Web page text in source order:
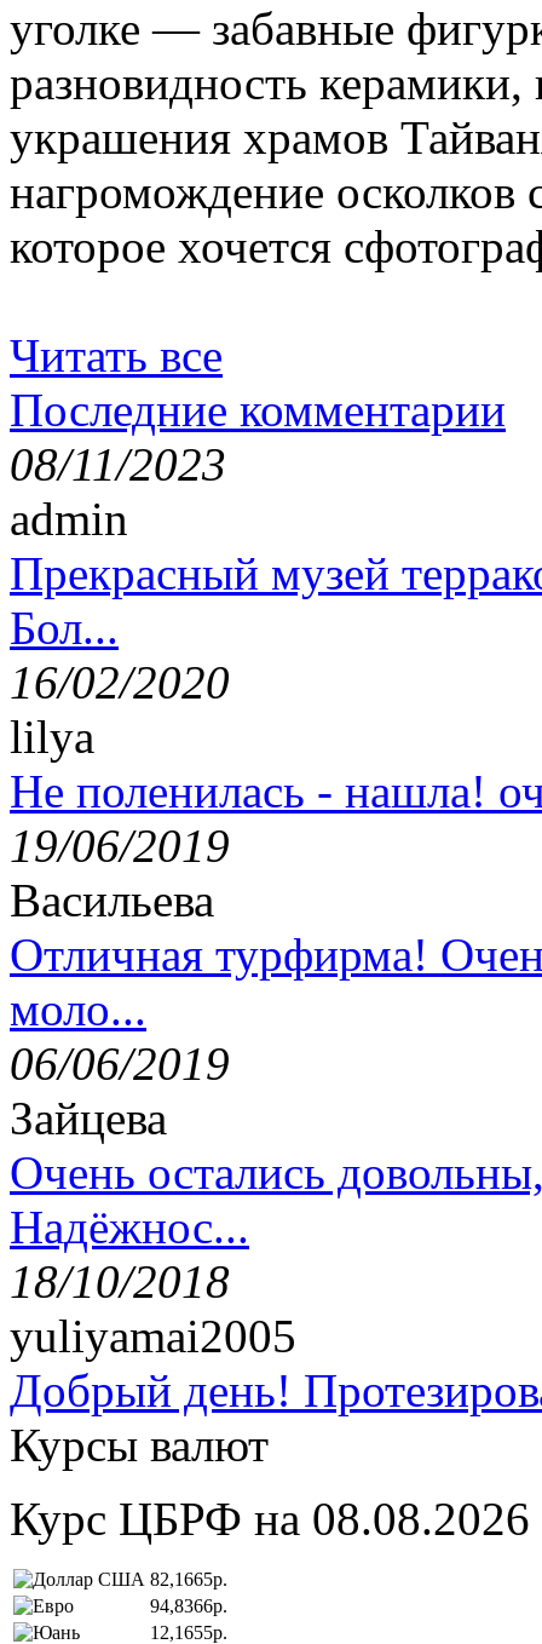
уголке — забавные
разновидность
украшения храмов
нагромождение осколков
которое хочется
Читать все
Последние комментарии
08/11/2023
admin
Прекрасный музей
Бол...
16/02/2020
lilya
Не поленилась - нашла!
19/06/2019
Васильева
Отличная турфирма!
моло...
06/06/2019
Зайцева
Очень остались
Надёжнос...
18/10/2018
yuliyamai2005
Добрый день!
Курсы валют
Курс ЦБРФ на 08.08.2026
82,1665р.
94,8366р.
12,1655р.